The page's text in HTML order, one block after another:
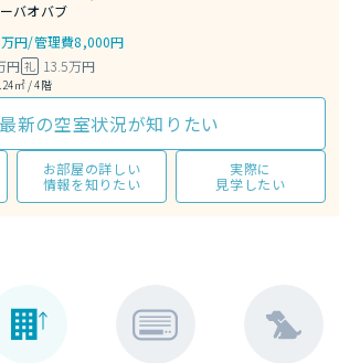
バオバブ
万円/管理費8,000円
円 礼 13.5万円
㎡ / 4階
最新の空室状況が知りたい
お部屋の詳しい
情報を知りたい
実際に
見学したい